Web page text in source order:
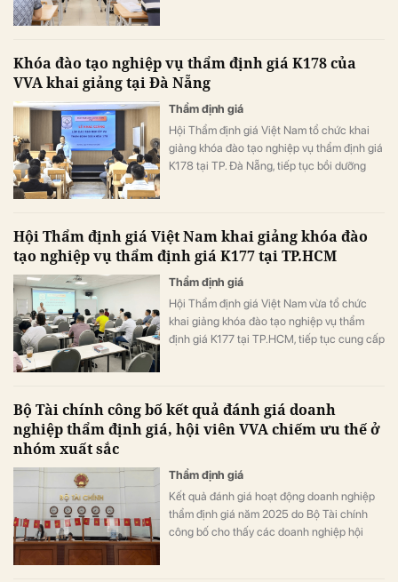
tiễn và trang bị kỹ năng ứng dụng công
nghệ số, AI trong hoạt động thẩm định giá.
Khóa đào tạo nghiệp vụ thẩm định giá K178 của
VVA khai giảng tại Đà Nẵng
Thẩm định giá
Hội Thẩm định giá Việt Nam tổ chức khai
giảng khóa đào tạo nghiệp vụ thẩm định giá
K178 tại TP. Đà Nẵng, tiếp tục bồi dưỡng
Hội Thẩm định giá Việt Nam khai giảng khóa đào
tạo nghiệp vụ thẩm định giá K177 tại TP.HCM
Thẩm định giá
Hội Thẩm định giá Việt Nam vừa tổ chức
khai giảng khóa đào tạo nghiệp vụ thẩm
định giá K177 tại TP.HCM, tiếp tục cung cấp
Bộ Tài chính công bố kết quả đánh giá doanh
nghiệp thẩm định giá, hội viên VVA chiếm ưu thế ở
nhóm xuất sắc
Thẩm định giá
Kết quả đánh giá hoạt động doanh nghiệp
thẩm định giá năm 2025 do Bộ Tài chính
công bố cho thấy các doanh nghiệp hội